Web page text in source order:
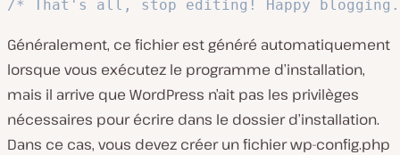
/* That's all, stop editing! Happy
Généralement, ce fichier est généré automatiquement
lorsque vous exécutez le programme d’installation,
mais il arrive que WordPress n’ait pas les privilèges
nécessaires pour écrire dans le dossier d’installation.
Dans ce cas, vous devez créer un fichierwp-config.php